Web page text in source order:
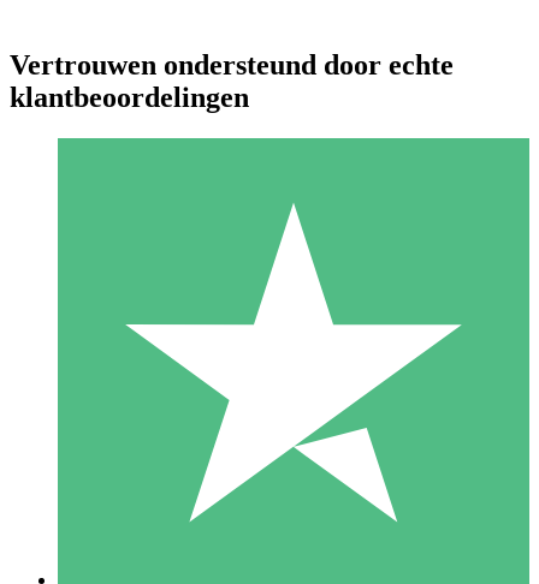
Individuele Creditpakketten
Betaal per gebruik met downloadtegoeden. Geen maandelijkse
1000
Vertrouwen ondersteund door echte
klantbeoordelingen